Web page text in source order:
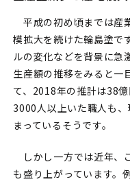
平成の初め頃までは産
模拡大を続けた輪島塗で
ルの変化などを背景に急
生産額の推移をみると一
て、2018年の推計は38
3000人以上いた職人も
まっているそうです。
しかし一方では近年、
も盛り上がっています。